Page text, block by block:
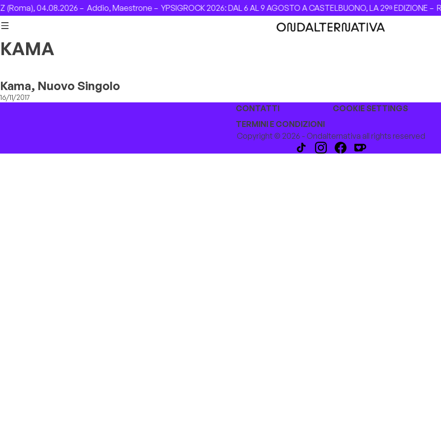
Skip to content
(Roma), 04.08.2026 –Addio, Maestrone –YPSIGROCK 2026: DAL 6 AL 9 AGOSTO A CASTELBUONO, LA 29ª EDIZIONE –
KAMA
Kama, Nuovo Singolo
16/11/2017
CONTATTI
COOKIE SETTINGS
TERMINI E CONDIZIONI
Copyright © 2026 - Ondalternativa all rights reserved